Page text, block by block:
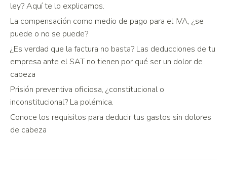
ley? Aquí te lo explicamos.
La compensación como medio de pago para el IVA, ¿se
puede o no se puede?
¿Es verdad que la factura no basta? Las deducciones de tu
empresa ante el SAT no tienen por qué ser un dolor de
cabeza
Prisión preventiva oficiosa, ¿constitucional o
inconstitucional? La polémica.
Conoce los requisitos para deducir tus gastos sin dolores
de cabeza